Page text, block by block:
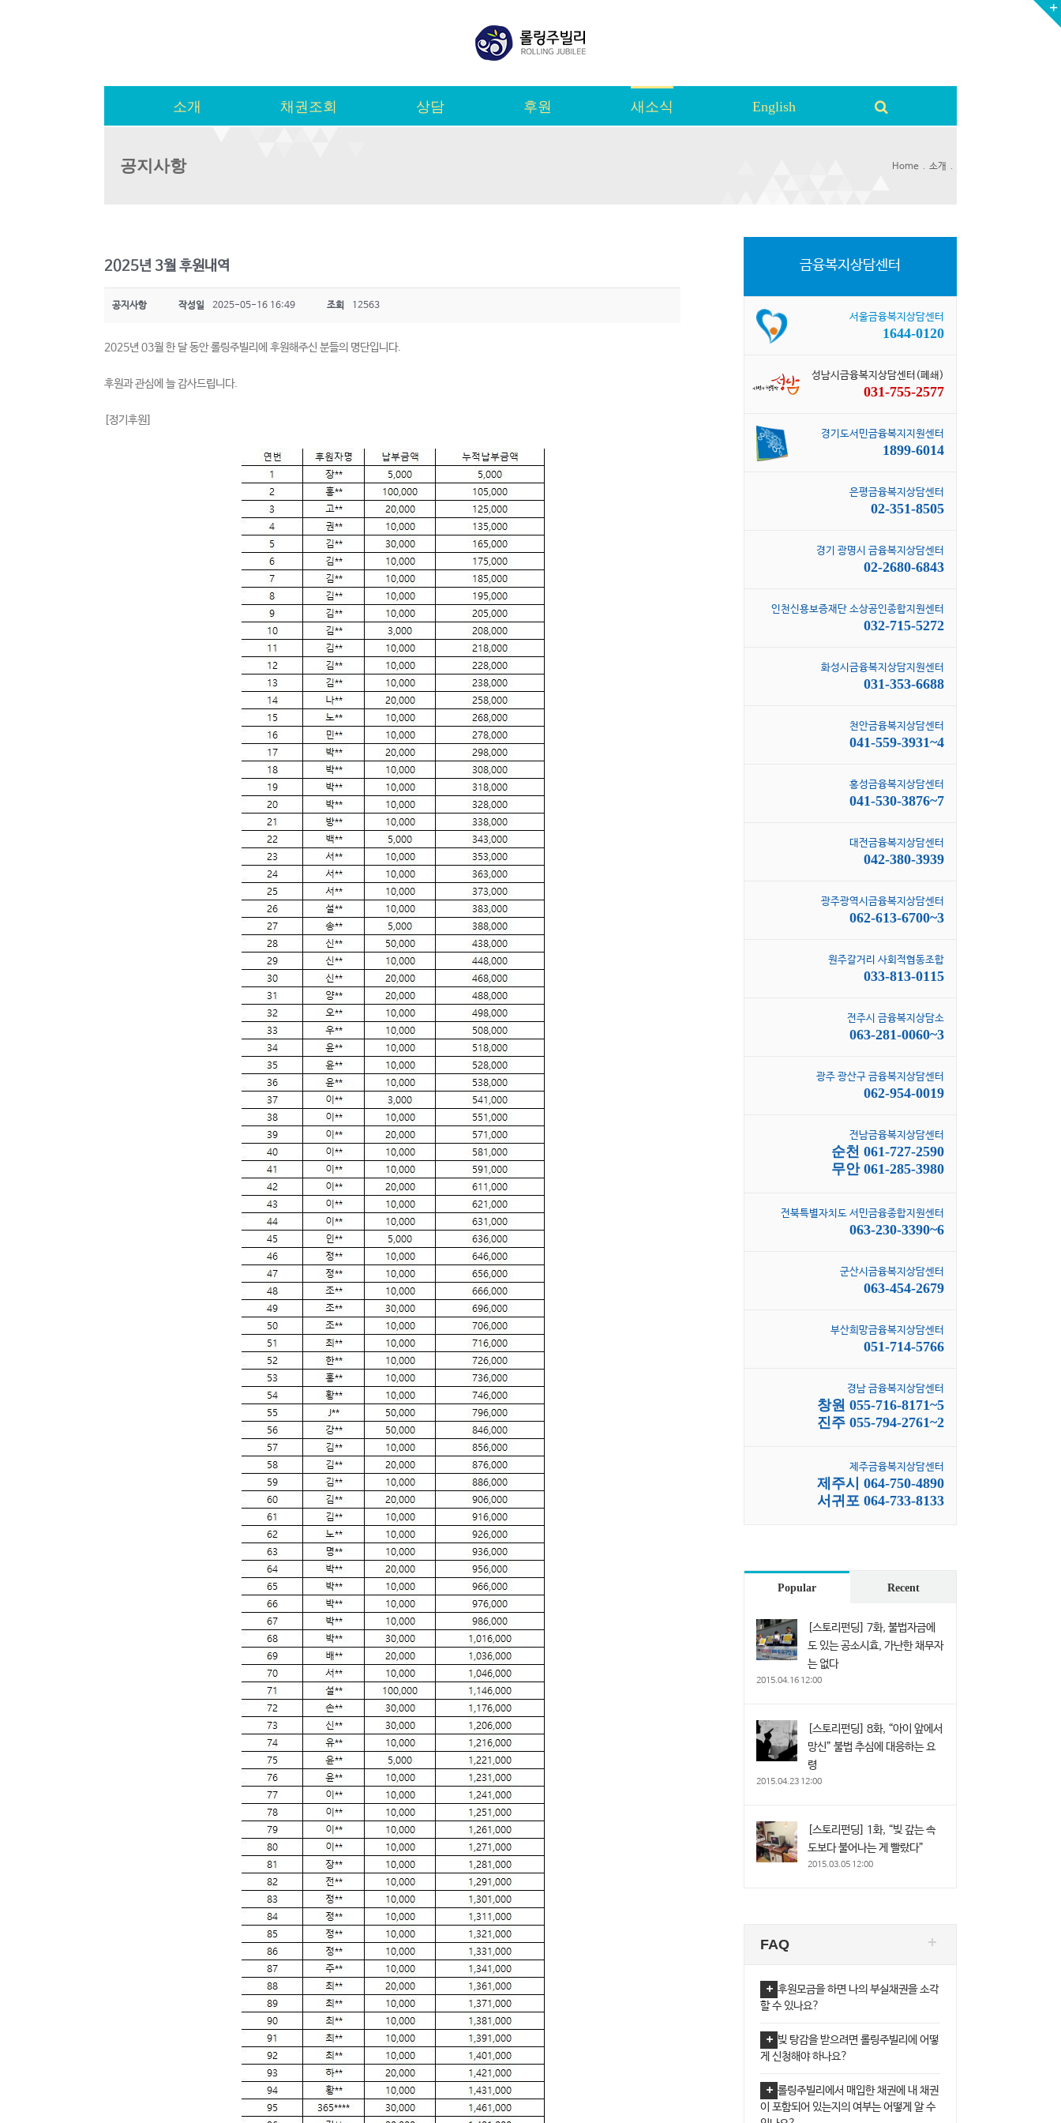
소개 채권조회 상담 후원 새소식 English
공지사항 Home 소개
2025년 3월 후원내역
공지사항 작성일 2025-05-16 16:49 조회 12563
2025년 03월 한 달 동안 롤링주빌리에 후원해주신 분들의 명단입니다.
후원과 관심에 늘 감사드립니다.
[정기후원]
금융복지상담센터
서울금융복지상담센터
1644-0120
성남시금융복지상담센터(폐쇄)
031-755-2577
경기도서민금융복지지원센터
1899-6014
은평금융복지상담센터
02-351-8505
경기 광명시 금융복지상담센터
02-2680-6843
인천신용보증재단 소상공인종합지원센터
032-715-5272
화성시금융복지상담지원센터
031-353-6688
천안금융복지상담센터
041-559-3931~4
홍성금융복지상담센터
041-530-3876~7
대전금융복지상담센터
042-380-3939
광주광역시금융복지상담센터
062-613-6700~3
원주갈거리 사회적협동조합
033-813-0115
전주시 금융복지상담소
063-281-0060~3
광주 광산구 금융복지상담센터
062-954-0019
전남금융복지상담센터
순천 061-727-2590
무안 061-285-3980
전북특별자치도 서민금융종합지원센터
063-230-3390~6
군산시금융복지상담센터
063-454-2679
부산희망금융복지상담센터
051-714-5766
경남 금융복지상담센터
창원 055-716-8171~5
진주 055-794-2761~2
제주금융복지상담센터
제주시 064-750-4890
서귀포 064-733-8133
Popular Recent
[스토리펀딩] 7화, 불법자금에
도 있는 공소시효, 가난한 채무자
는 없다
2015.04.16 12:00
[스토리펀딩] 8화, “아이 앞에서
망신” 불법 추심에 대응하는 요
령
2015.04.23 12:00
[스토리펀딩] 1화, “빚 갚는 속
도보다 불어나는 게 빨랐다”
2015.03.05 12:00
FAQ
후원모금을 하면 나의 부실채권을 소각
할 수 있나요?
빚 탕감을 받으려면 롤링주빌리에 어떻
게 신청해야 하나요?
롤링주빌리에서 매입한 채권에 내 채권
이 포함되어 있는지의 여부는 어떻게 알 수